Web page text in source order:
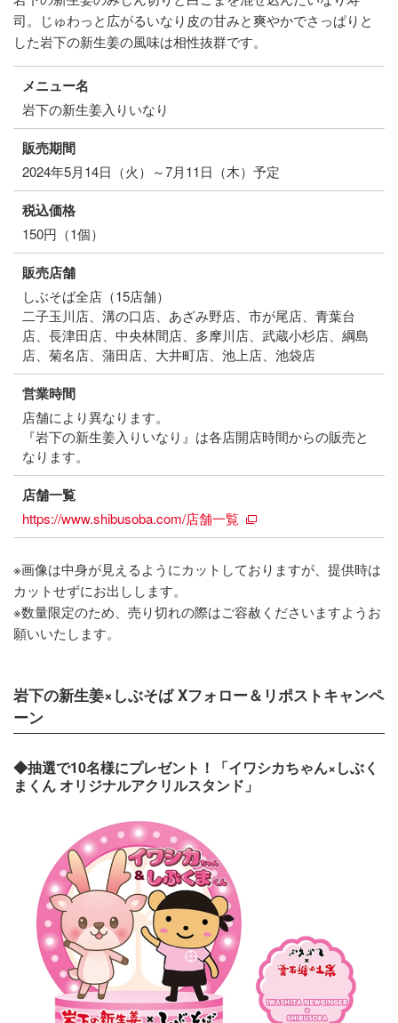
司。じゅわっと広がるいなり皮の甘みと爽やかでさっぱりと
した岩下の新生姜の風味は相性抜群です。
メニュー名
岩下の新生姜入りいなり
販売期間
2024年5月14日（火）～7月11日（木）予定
税込価格
150円（1個）
販売店舗
しぶそば全店（15店舗）
⼆⼦⽟川店、溝の⼝店、あざみ野店、市が尾店、⻘葉台
店、⻑津⽥店、中央林間店、多摩川店、武蔵⼩杉店、綱島
店、菊名店、蒲⽥店、⼤井町店、池上店、池袋店
営業時間
店舗により異なります。
『岩下の新生姜入りいなり』は各店開店時間からの販売と
なります。
店舗一覧
https://www.shibusoba.com/店舗一覧
※画像は中身が見えるようにカットしておりますが、提供時は
カットせずにお出しします。
※数量限定のため、売り切れの際はご容赦くださいますようお
願いいたします。
岩下の新生姜×しぶそば Xフォロー＆リポストキャンペ
ーン
◆抽選で10名様にプレゼント！「イワシカちゃん×しぶく
まくん オリジナルアクリルスタンド」